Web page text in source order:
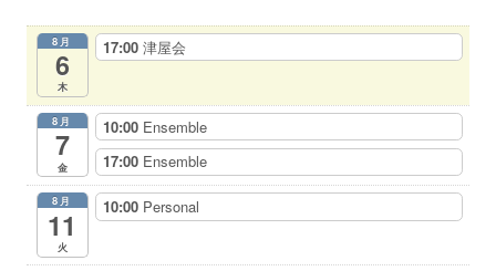
ョ
バ
8月
6
木
17:00 津屋会
8月
7
金
10:00 Ensemble
17:00 Ensemble
8月
11
火
10:00 Personal